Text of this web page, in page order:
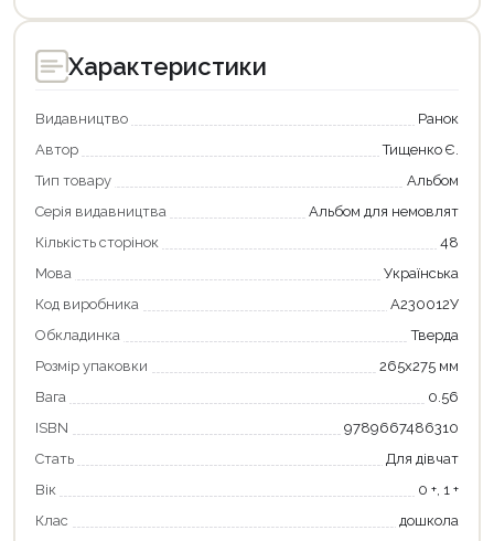
Характеристики
Видавництво
Ранок
Автор
Тищенко Є.
Тип товару
Альбом
Серія видавництва
Альбом для немовлят
Кількість сторінок
48
Мова
Українська
Код виробника
А230012У
Обкладинка
Тверда
Розмір упаковки
265х275 мм
Вага
0.56
ISBN
9789667486310
Стать
Для дівчат
Вік
0 +, 1 +
Клас
дошкола